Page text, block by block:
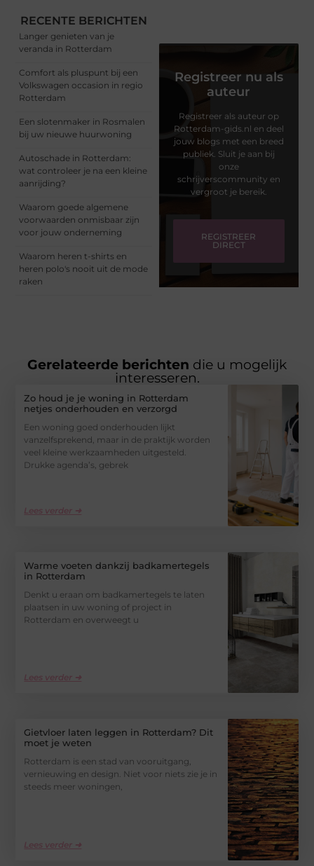
RECENTE BERICHTEN
Langer genieten van je
veranda in Rotterdam
Comfort als pluspunt bij een
Volkswagen occasion in regio
Rotterdam
Een slotenmaker in Rosmalen
bij uw nieuwe huurwoning
Autoschade in Rotterdam:
wat controleer je na een kleine
aanrijding?
Waarom goede algemene
voorwaarden onmisbaar zijn
voor jouw onderneming
Waarom heren t-shirts en
heren polo's nooit uit de mode
raken
Registreer nu als
auteur
Registreer als auteur op
Rotterdam-gids.nl en deel
jouw blogs met een breed
publiek. Sluit je aan bij
onze
schrijverscommunity en
vergroot je bereik.
REGISTREER
DIRECT
Gerelateerde berichten die u mogelijk
interesseren.
Zo houd je je woning in Rotterdam
netjes onderhouden en verzorgd
Een woning goed onderhouden lijkt
vanzelfsprekend, maar in de praktijk worden
veel kleine werkzaamheden uitgesteld.
Drukke agenda’s, gebrek
Lees verder ➜
Warme voeten dankzij badkamertegels
in Rotterdam
Denkt u eraan om badkamertegels te laten
plaatsen in uw woning of project in
Rotterdam en overweegt u
Lees verder ➜
Gietvloer laten leggen in Rotterdam? Dit
moet je weten
Rotterdam is een stad van vooruitgang,
vernieuwing en design. Niet voor niets zie je in
steeds meer woningen,
Lees verder ➜